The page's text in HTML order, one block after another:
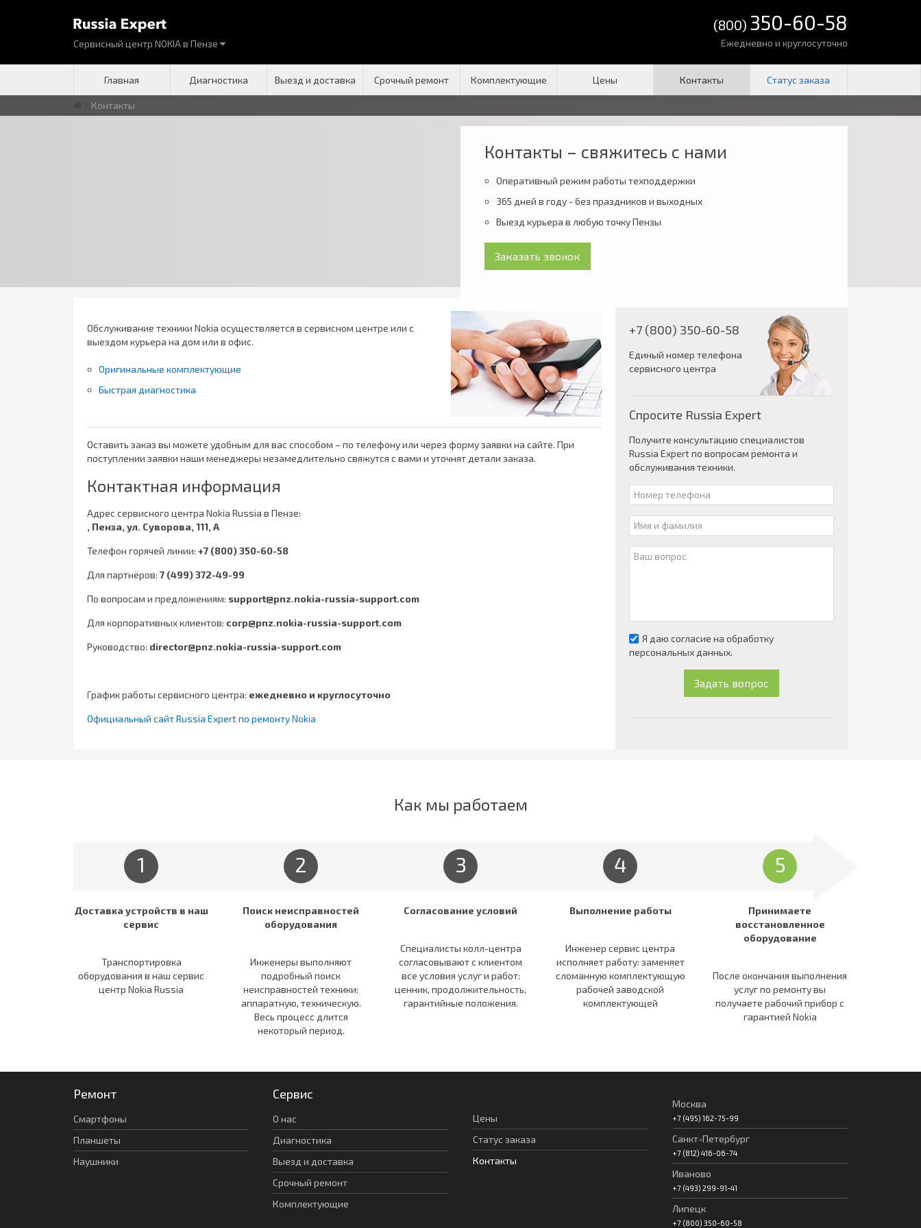
Сервисный центр NOKIAв Пензе
(800) 350-60-58
Ежедневно и круглосуточно
Главная Диагностика Выезд и доставка Срочный ремонт Комплектующие Цены Контакты
Контакты
Контакты – свяжитесь с нами
Оперативный режим работы техподдержки
365 дней в году - без праздников и выходных
Выезд курьера в любую точку Пензы
Обслуживание техники Nokia осуществляется в сервисном центре или с
выездом курьера на дом или в офис.
Оригинальные комплектующие
Быстрая диагностика
Оставить заказ вы можете удобным для вас способом – по телефону или через форму заявки на сайте. При
поступлении заявки наши менеджеры незамедлительно свяжутся с вами и уточнят детали заказа.
Контактная информация
Адрес сервисного центра Nokia Russia в Пензе:
, Пенза, ул. Суворова, 111, А
Телефон горячей линии: +7 (800) 350-60-58
Для партнёров: 7 (499) 372-49-99
По вопросам и предложениям: support@pnz.nokia-russia-support.com
Для корпоративных клиентов: corp@pnz.nokia-russia-support.com
Руководство: director@pnz.nokia-russia-support.com
График работы сервисного центра: ежедневно и круглосуточно
Официальный сайт Russia Expert по ремонту Nokia
+7 (800) 350-60-58
Единый номер телефона
сервисного центра
Спросите Russia Expert
Получите консультацию специалистов
Russia Expert по вопросам ремонта и
обслуживания техники.
Я даю согласие на обработку
персональных данных.
Задать вопрос
Как мы работаем
1
Доставка устройств в наш
сервис
Транспортировка
оборудования в наш сервис
центр Nokia Russia
2
Поиск неисправностей
оборудования
Инженеры выполняют
подробный поиск
неисправностей техники:
аппаратную, техническую.
Весь процесс длится
некоторый период.
3
Согласование условий
Специалисты колл-центра
согласовывают c клиентом
все условия услуг и работ:
ценник, продолжительность,
гарантийные положения.
4
Выполнение работы
Инженер сервис центра
исполняет работу: заменяет
сломанную комплектующую
рабочей заводской
комплектующей
5
Принимаете
восстановленное
оборудование
После окончания выполнения
услуг по ремонту вы
получаете рабочий прибор c
гарантией Nokia
Ремонт
Смартфоны
Планшеты
Наушники
Сервис
О нас
Диагностика
Выезд и доставка
Срочный ремонт
Комплектующие
Цены
Статус заказа
Контакты
Москва
+7 (495) 162-75-99
Санкт-Петербург
+7 (812) 416-06-74
Иваново
+7 (493) 299-91-41
Липецк
+7 (800) 350-60-58